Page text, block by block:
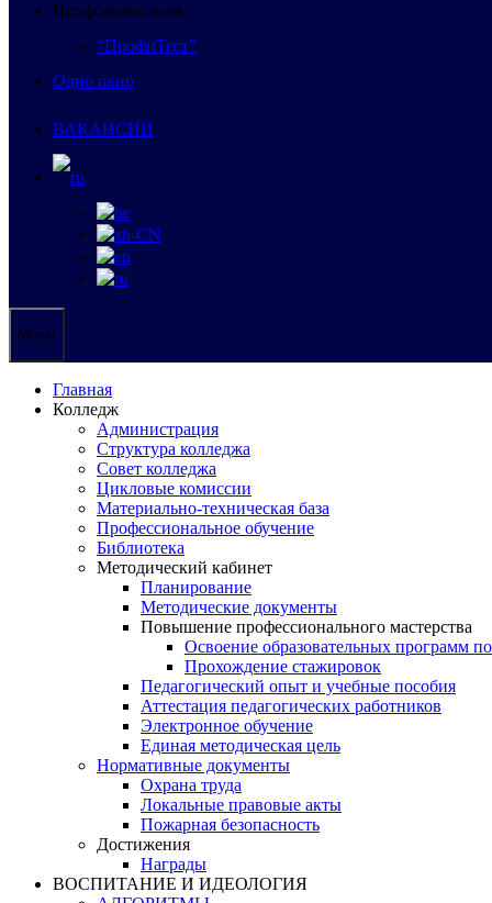
Профориентация
“ПрофиТест”
Одно окно
ВАКАНСИИ
Меню
Главная
Колледж
Администрация
Структура колледжа
Совет колледжа
Цикловые комиссии
Материально-техническая база
Профессиональное обучение
Библиотека
Методический кабинет
Планирование
Методические документы
Повышение профессионального мастерства
Освоение образовательных программ
Прохождение стажировок
Педагогический опыт и учебные пособия
Аттестация педагогических работников
Электронное обучение
Единая методическая цель
Нормативные документы
Охрана труда
Локальные правовые акты
Пожарная безопасность
Достижения
Награды
ВОСПИТАНИЕ И ИДЕОЛОГИЯ